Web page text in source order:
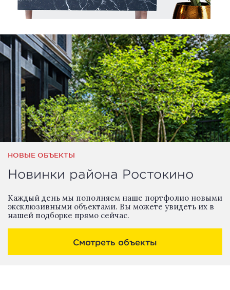
НОВЫЕ ОБЪЕКТЫ
Новинки района Ростокино
Каждый день мы пополняем наше портфолио новыми
эксклюзивными объектами. Вы можете увидеть их в
нашей подборке прямо сейчас.
Смотреть объекты